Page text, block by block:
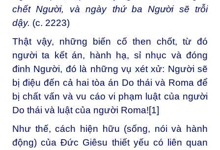
chết Người, và ngày thứ ba Người sẽ trỗi
dậy. (c. 2223)
Thật vậy, những biến cố then chốt, từ đó
người ta kết án, hành hạ, sỉ nhục và đóng
đinh Người, đó là những vụ xét xử: Người sẽ
bị điệu đến cả hai tòa án Do thái và Roma để
bị chất vấn và vu cáo vi phạm luật của người
Do thái và luật của người Roma![1]
Như thế, cách hiện hữu (sống, nói và hành
động) của Đức Giêsu thiết yếu có liên quan